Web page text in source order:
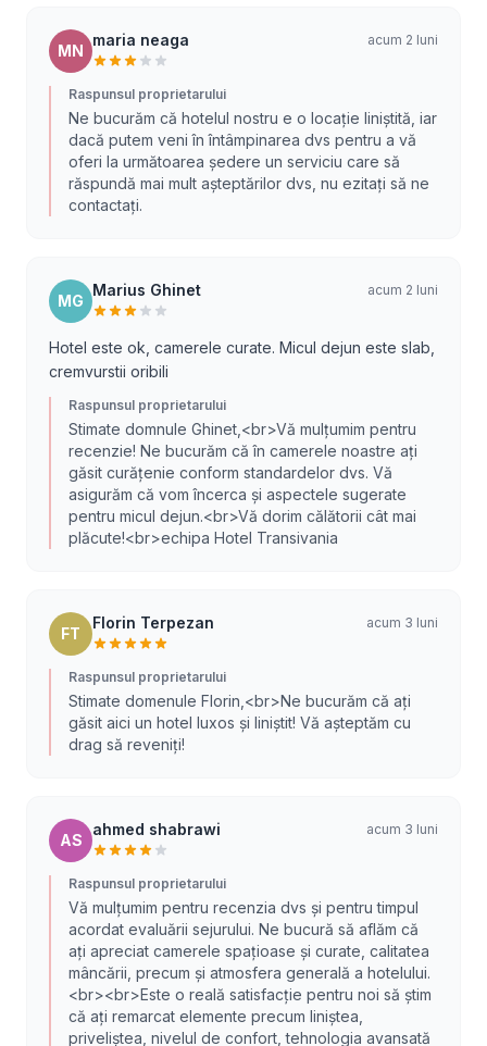
MN
maria neaga acum 2 luni
Raspunsul proprietarului
Ne bucurăm că hotelul nostru e o locație liniștită, iar
dacă putem veni în întâmpinarea dvs pentru a vă
oferi la următoarea ședere un serviciu care să
răspundă mai mult așteptărilor dvs, nu ezitați să ne
contactați.
MG
Marius Ghinet acum 2 luni
Hotel este ok, camerele curate. Micul dejun este slab,
cremvurstii oribili
Raspunsul proprietarului
Stimate domnule Ghinet,<br>Vă mulțumim pentru
recenzie! Ne bucurăm că în camerele noastre ați
găsit curățenie conform standardelor dvs. Vă
asigurăm că vom încerca și aspectele sugerate
pentru micul dejun.<br>Vă dorim călătorii cât mai
plăcute!<br>echipa Hotel Transivania
FT
Florin Terpezan acum 3 luni
Raspunsul proprietarului
Stimate domenule Florin,<br>Ne bucurăm că ați
găsit aici un hotel luxos și liniștit! Vă așteptăm cu
drag să reveniți!
AS
ahmed shabrawi acum 3 luni
Raspunsul proprietarului
Vă mulțumim pentru recenzia dvs și pentru timpul
acordat evaluării sejurului. Ne bucură să aflăm că
ați apreciat camerele spațioase și curate, calitatea
mâncării, precum și atmosfera generală a hotelului.
<br><br>Este o reală satisfacție pentru noi să știm
că ați remarcat elemente precum liniștea,
priveliștea, nivelul de confort, tehnologia avansată